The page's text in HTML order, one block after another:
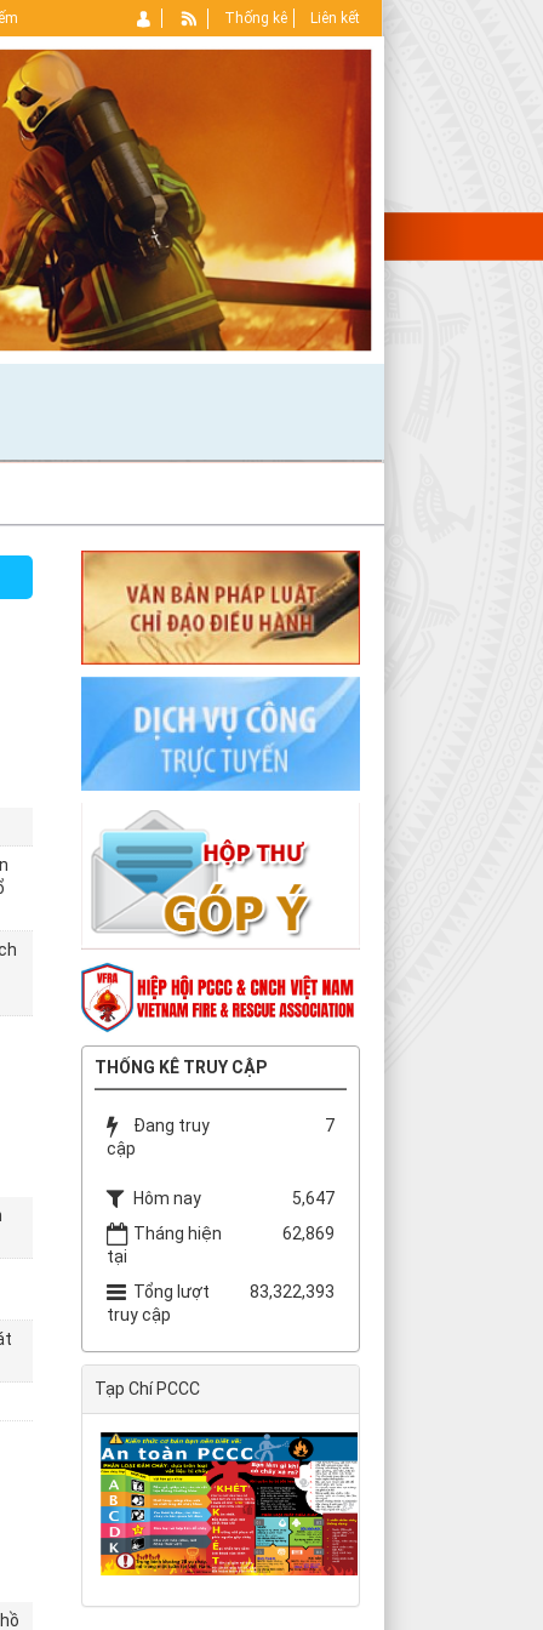
Thống kê Liên kết
THỐNG KÊ TRUY CẬP
Đang truy
cập
7
Hôm nay
5,647
Tháng hiện
tại
62,869
Tổng lượt
truy cập
83,322,393
Tạp Chí PCCC